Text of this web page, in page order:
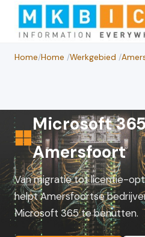
Home/Home /Werkgebied /
Microsoft
Amersfoort
Van migratie tot licentie-
helpt Amersfoortse
Microsoft 365 te benutten.